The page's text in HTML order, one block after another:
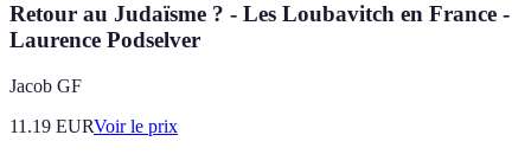
Retour au Judaïsme ? - Les Loubavitch en France -
Laurence Podselver
Jacob GF
11.19 EURVoir le prix